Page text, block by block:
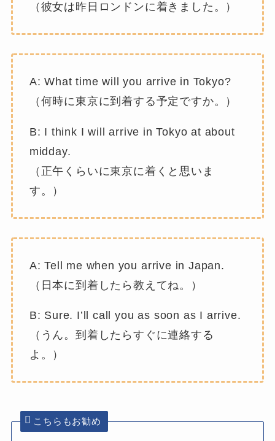
（彼女は昨日ロンドンに着きました。）
A: What time will you arrive in Tokyo?
（何時に東京に到着する予定ですか。）
B: I think I will arrive in Tokyo at about
midday.
（正午くらいに東京に着くと思いま
す。）
A: Tell me when you arrive in Japan.
（日本に到着したら教えてね。）
B: Sure. I’ll call you as soon as I arrive.
（うん。到着したらすぐに連絡する
よ。）
こちらもお勧め